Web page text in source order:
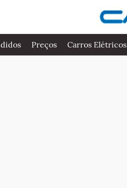
Preços Carros Elétricos